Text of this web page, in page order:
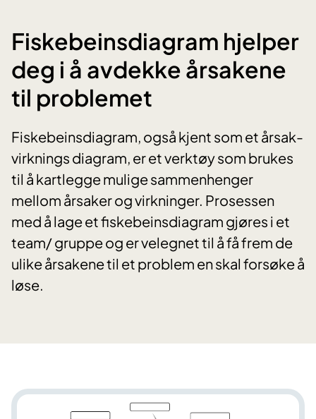
Fiskebeinsdiagram hjelper
deg i å avdekke årsakene
til problemet
Fiskebeinsdiagram, også kjent som et årsak-
virknings diagram, er et verktøy som brukes
til å kartlegge mulige sammenhenger
mellom årsaker og virkninger. Prosessen
med å lage et fiskebeinsdiagram gjøres i et
team/ gruppe og er velegnet til å få frem de
ulike årsakene til et problem en skal forsøke å
løse.